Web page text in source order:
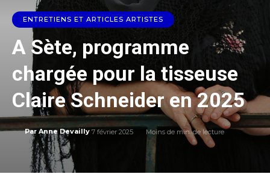
ENTRETIENS ET ARTICLES ARTISTES
A Sète, programme
chargée pour la tisseuse
Claire Schneider en 2025
Par Anne Devailly 7 février 2025 Moins de min. de lecture